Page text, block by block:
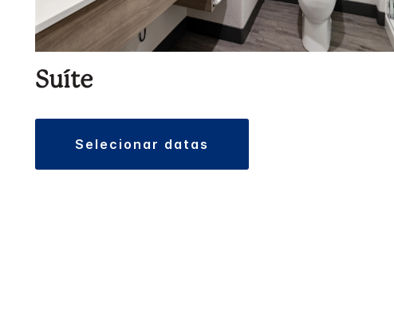
Suíte
selecionar datas